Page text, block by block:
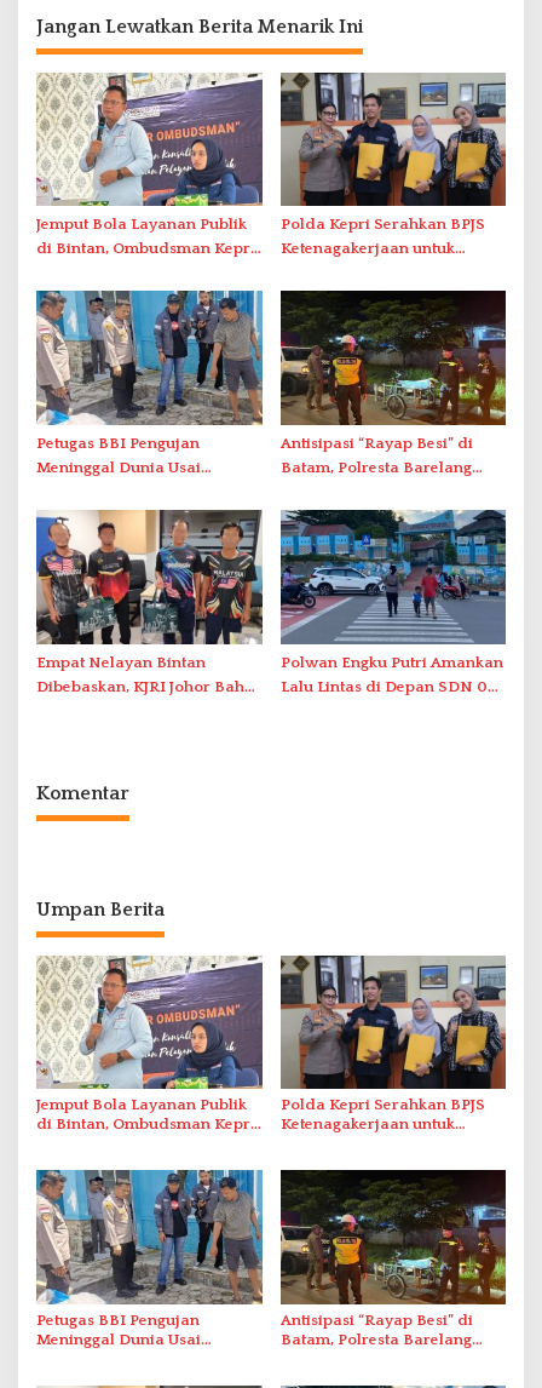
Jangan Lewatkan Berita Menarik Ini
Jemput Bola Layanan Publik
di Bintan, Ombudsman Kepri
Solar Nelayan
Polda Kepri Serahkan BPJS
Ketenagakerjaan untuk
Petugas BBI Pengujan
Meninggal Dunia Usai
Daud
Antisipasi “Rayap Besi” di
Batam, Polresta Barelang
Instansi
Empat Nelayan Bintan
Dibebaskan, KJRI Johor Bahru
Polwan Engku Putri Amankan
Lalu Lintas di Depan SDN 001
Komentar
Umpan Berita
Jemput Bola Layanan Publik
di Bintan, Ombudsman Kepri
Polda Kepri Serahkan BPJS
Ketenagakerjaan untuk
Petugas BBI Pengujan
Meninggal Dunia Usai
Antisipasi “Rayap Besi” di
Batam, Polresta Barelang